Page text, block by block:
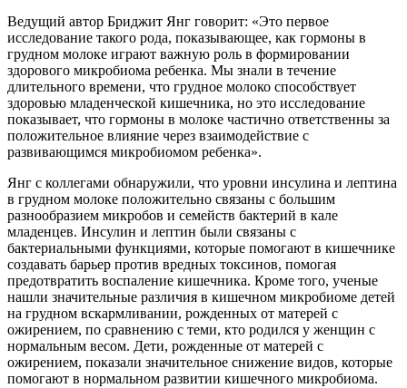
Ведущий автор Бриджит Янг говорит: «Это первое
исследование такого рода, показывающее, как гормоны в
грудном молоке играют важную роль в формировании
здорового микробиома ребенка. Мы знали в течение
длительного времени, что грудное молоко способствует
здоровью младенческой кишечника, но это исследование
показывает, что гормоны в молоке частично ответственны за
положительное влияние через взаимодействие с
развивающимся микробиомом ребенка».
Янг с коллегами обнаружили, что уровни инсулина и лептина
в грудном молоке положительно связаны с большим
разнообразием микробов и семейств бактерий в кале
младенцев. Инсулин и лептин были связаны с
бактериальными функциями, которые помогают в кишечнике
создавать барьер против вредных токсинов, помогая
предотвратить воспаление кишечника. Кроме того, ученые
нашли значительные различия в кишечном микробиоме детей
на грудном вскармливании, рожденных от матерей с
ожирением, по сравнению с теми, кто родился у женщин с
нормальным весом. Дети, рожденные от матерей с
ожирением, показали значительное снижение видов, которые
помогают в нормальном развитии кишечного микробиома.